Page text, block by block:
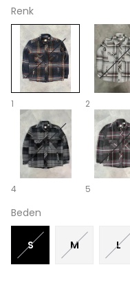
Renk
1 2
4 5
Beden
S M L